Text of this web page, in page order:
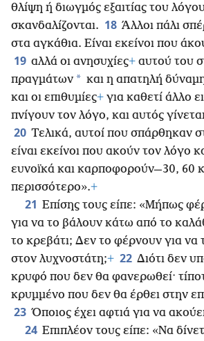
θλίψη ή διωγμός εξαιτίας του
σκανδαλίζονται. 18 Άλλοι πάλι
στα αγκάθια. Είναι εκείνοι που
19 αλλά οι ανησυχίες+ αυτού του
πραγμάτων * και η απατηλή
και οι επιθυμίες+ για καθετί άλλο
πνίγουν τον λόγο, και αυτός
20 Τελικά, αυτοί που σπάρθηκαν
είναι εκείνοι που ακούν τον λόγο
ευνοϊκά και καρποφορούν—30, 60
περισσότερο».+
21 Επίσης τους είπε: «Μήπως
για να το βάλουν κάτω από το
το κρεβάτι; Δεν το φέρνουν για
στον λυχνοστάτη;+ 22 Διότι δεν
κρυφό που δεν θα φανερωθεί·
κρυμμένο που δεν θα έρθει στην
23 Όποιος έχει αφτιά για να
24 Επιπλέον τους είπε: «Να